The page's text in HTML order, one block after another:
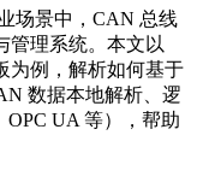
场景中，CAN 总线
管理系统。本文以
为例，解析如何基于
数据本地解析、逻
UA 等），帮助